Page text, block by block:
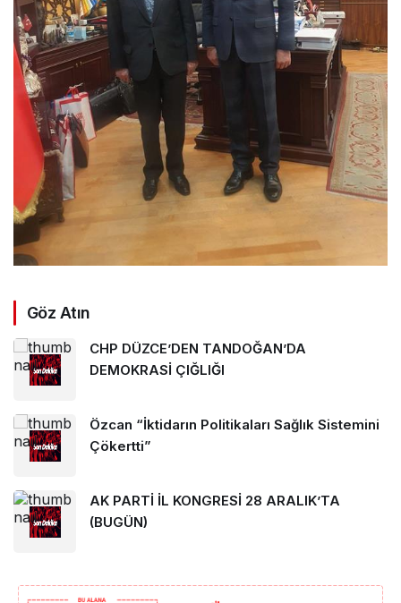
Göz Atın
CHP DÜZCE’DEN TANDOĞAN’DA
DEMOKRASİ ÇIĞLIĞI
Özcan “İktidarın Politikaları Sağlık Sistemini
Çökertti”
AK PARTİ İL KONGRESİ 28 ARALIK’TA
(BUGÜN)